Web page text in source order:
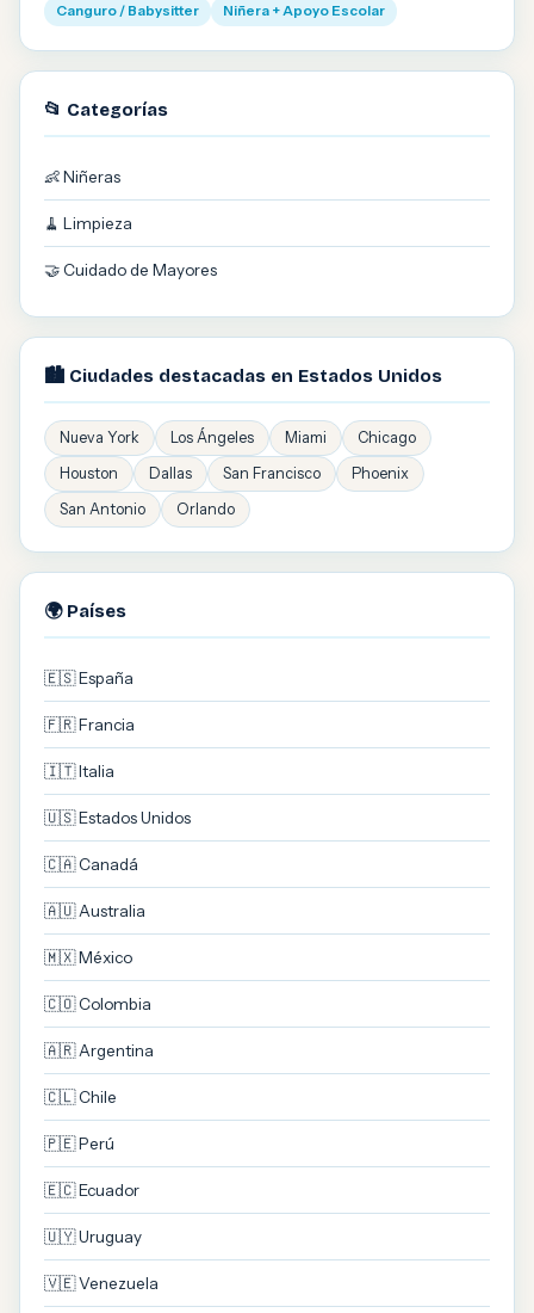
Canguro / Babysitter
Niñera + Apoyo Escolar
📂 Categorías
👶 Niñeras
🧹 Limpieza
🤝 Cuidado de Mayores
🏙️ Ciudades destacadas en Estados Unidos
Nueva York Los Ángeles Miami
Chicago
Houston
Dallas San Francisco
Phoenix
San Antonio
Orlando
🌍 Países
🇪🇸 España
🇫🇷 Francia
🇮🇹 Italia
🇺🇸 Estados Unidos
🇨🇦 Canadá
🇦🇺 Australia
🇲🇽 México
🇨🇴 Colombia
🇦🇷 Argentina
🇨🇱 Chile
🇵🇪 Perú
🇪🇨 Ecuador
🇺🇾 Uruguay
🇻🇪 Venezuela